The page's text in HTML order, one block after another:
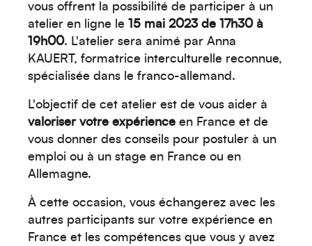
vous offrent la possibilité de participer à un
atelier en ligne le 15 mai 2023 de 17h30 à
19h00. L'atelier sera animé par Anna
KAUERT, formatrice interculturelle reconnue,
spécialisée dans le franco-allemand.
L'objectif de cet atelier est de vous aider à
valoriser votre expérience en France et de
vous donner des conseils pour postuler à un
emploi ou à un stage en France ou en
Allemagne.
À cette occasion, vous échangerez avec les
autres participants sur votre expérience en
France et les compétences que vous y avez
Créez votre événement